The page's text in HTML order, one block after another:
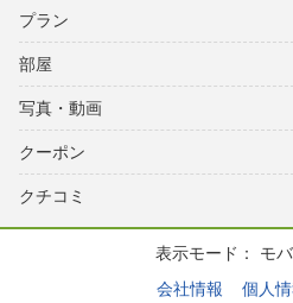
プラン
部屋
写真・動画
クーポン
クチコミ
表示モード： モ
会社情報
個人